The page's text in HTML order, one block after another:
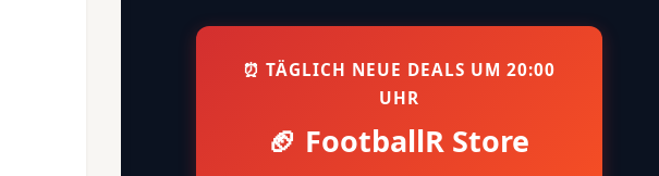
⏰ TÄGLICH NEUE DEALS UM 20:00
UHR
🏈 FootballR Store